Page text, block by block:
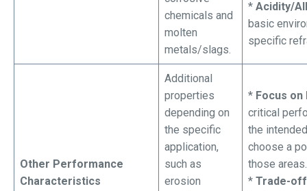
chemicals and
molten
metals/slags.
* Acidity/
basic
specific
Other Performance
Characteristics
Additional
properties
depending on
the specific
application,
such as
erosion
* Focus on
critical
the
choose a
those areas.
* Trade-